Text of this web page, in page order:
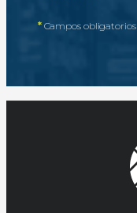
*Campos obligatorios